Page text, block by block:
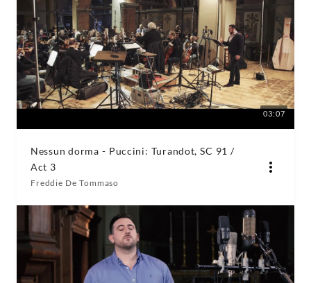
Classics
03:07
Nessun dorma - Puccini: Turandot, SC 91 /
Act 3
Freddie De Tommaso